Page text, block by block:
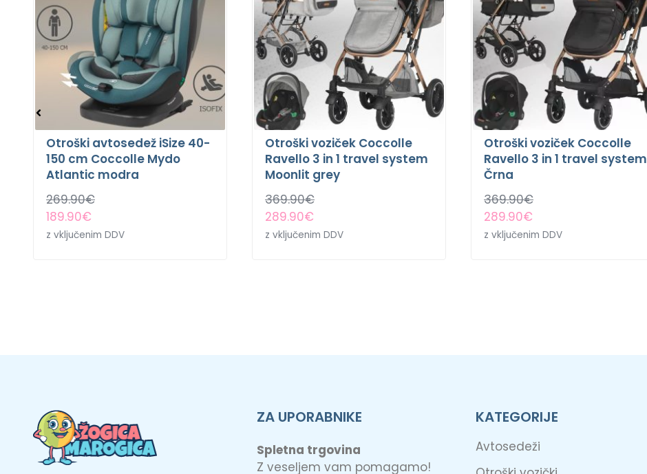
Otroški avtosedež iSize 40-
150 cm Coccolle Mydo
Atlantic modra
269.90€
189.90€
z vključenim DDV
Otroški voziček Coccolle
Ravello 3 in 1 travel system
Moonlit grey
369.90€
289.90€
z vključenim DDV
Otroški voziček Coccolle
Ravello 3 in 1 travel system
Črna
369.90€
289.90€
z vključenim DDV
ZA UPORABNIKE
Spletna trgovina
Z veseljem vam pomagamo!
KATEGORIJE
Avtosedeži